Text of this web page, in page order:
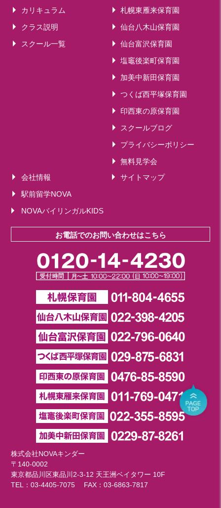
カリキュラム
クラス説明
スクール一覧
札幌東雁来保育園
仙台八木山保育園
仙台富沢保育園
塩竈後楽町保育園
加美中新田保育園
つくば西平塚保育園
印西東の原保育園
スクールブログ
プライバシーポリシー
無料見学会
会社情報
サイトマップ
駅前留学NOVA
NOVAバイリンガルKIDS
お電話でのお問い合わせはこちら
株式会社NOVAキンダー
〒140-0002
東京都品川区東品川2-3-12 天王洲ベイタワー 10F
TEL：03-4405-7075 FAX：03-6863-7817